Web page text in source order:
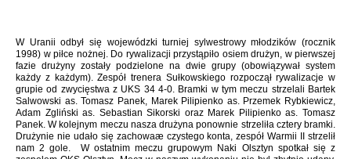
W Uranii odbył się wojewódzki turniej sylwestrowy młodzików (rocznik
1998) w piłce nożnej. Do rywalizacji przystąpiło osiem drużyn, w pierwszej
fazie drużyny zostały podzielone na dwie grupy (obowiązywał system
każdy z każdym). Zespół trenera Sułkowskiego rozpoczął rywalizacje w
grupie od zwycięstwa z UKS 34 4-0. Bramki w tym meczu strzelali Bartek
Salwowski as. Tomasz Panek, Marek Pilipienko as. Przemek Rybkiewicz,
Adam Zgliński as. Sebastian Sikorski oraz Marek Pilipienko as. Tomasz
Panek. W kolejnym meczu nasza drużyna ponownie strzeliła cztery bramki.
Drużynie nie udało się zachowaæ czystego konta, zespół Warmii II strzelił
nam 2 gole. W ostatnim meczu grupowym Naki Olsztyn spotkał się z